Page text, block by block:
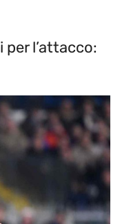
l’attacco: